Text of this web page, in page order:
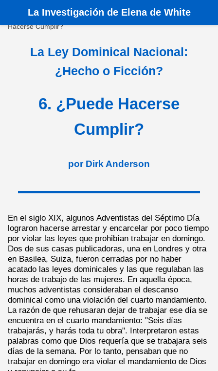
› Libros › La Ley Dominical Nacional ›
6. ¿Puede
Hacerse Cumplir?
La Investigación de Elena de White
La Ley Dominical Nacional:
¿Hecho o Ficción?
6. ¿Puede Hacerse
Cumplir?
por Dirk Anderson
En el siglo XIX, algunos Adventistas del Séptimo Día
lograron hacerse arrestar y encarcelar por poco tiempo
por violar las leyes que prohibían trabajar en domingo.
Dos de sus casas publicadoras, una en Londres y otra
en Basilea, Suiza, fueron cerradas por no haber
acatado las leyes dominicales y las que regulaban las
horas de trabajo de las mujeres. En aquella época,
muchos adventistas consideraban el descanso
dominical como una violación del cuarto mandamiento.
La razón de que rehusaran dejar de trabajar ese día se
encuentra en el cuarto mandamiento: "Seis días
trabajarás, y harás toda tu obra". Interpretaron estas
palabras como que Dios requería que se trabajara seis
días de la semana. Por lo tanto, pensaban que no
trabajar en domingo era violar el mandamiento de Dios